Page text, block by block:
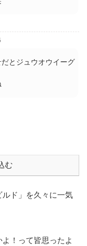
とジュウオウイーグ
む
ルド」を久々に一気
！って皆思ったよ